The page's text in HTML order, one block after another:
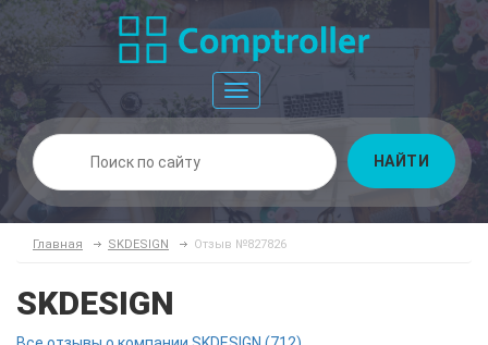
Toggle
navigation
НАЙТИ
Главная SKDESIGN Отзыв №827826
SKDESIGN